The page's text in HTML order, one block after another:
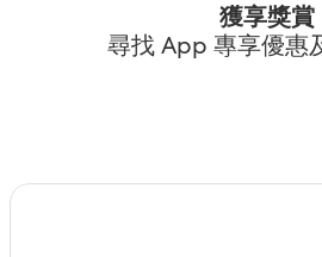
獲享獎賞
尋找 App 專享優惠